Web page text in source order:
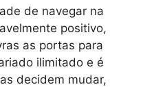
de navegar na
positivo,
as portas para
ilimitado e é
decidem mudar,